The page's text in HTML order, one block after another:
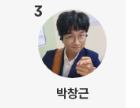
3
박창근